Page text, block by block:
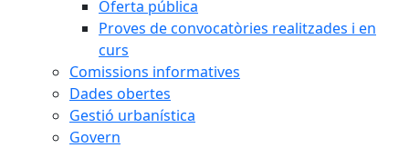
Oferta pública
Proves de convocatòries realitzades i en
curs
Comissions informatives
Dades obertes
Gestió urbanística
Govern